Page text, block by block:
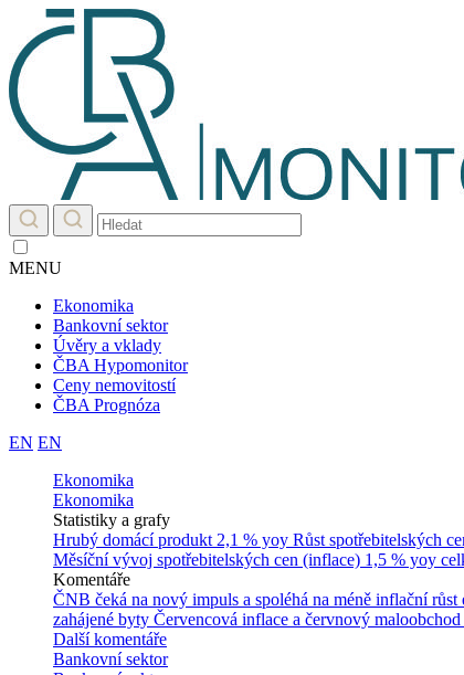
MENU
Ekonomika
Bankovní sektor
Úvěry a vklady
ČBA Hypomonitor
Ceny nemovitostí
ČBA Prognóza
EN EN
Ekonomika
Ekonomika
Statistiky a grafy
Hrubý domácí produkt 2,1 % yoy Růst spotřebitelských
Měsíční vývoj spotřebitelských cen (inflace) 1,5 % yoy
Komentáře
ČNB čeká na nový impuls a spoléhá na méně inflační
zahájené byty Červencová inflace a červnový
Další komentáře
Bankovní sektor